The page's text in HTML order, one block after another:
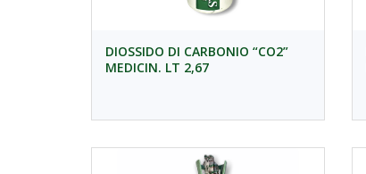
DIOSSIDO DI CARBONIO “CO2”
MEDICIN. LT 2,67